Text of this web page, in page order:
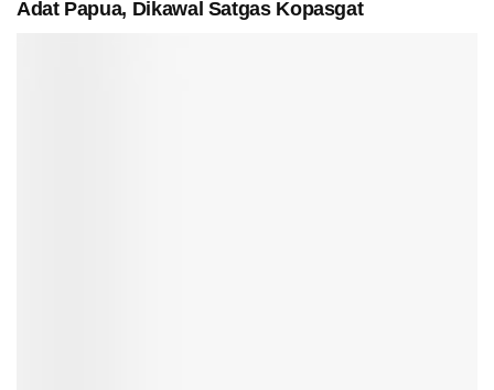
Adat Papua, Dikawal Satgas Kopasgat